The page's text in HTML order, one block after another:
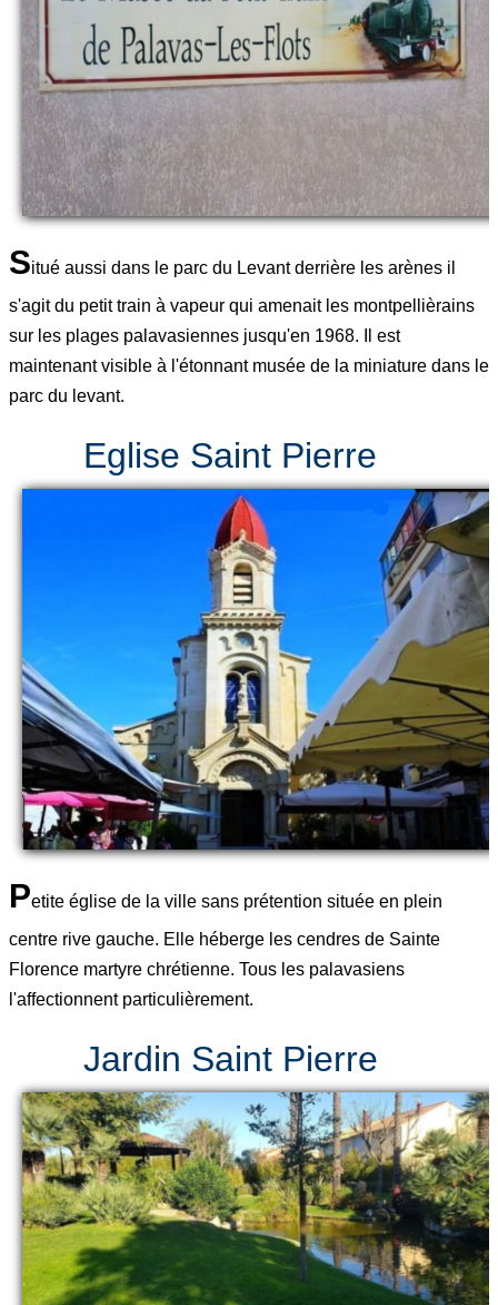
Situé aussi dans le parc du Levant derrière les arènes il
s'agit du petit train à vapeur qui amenait les montpellièrains
sur les plages palavasiennes jusqu'en 1968. Il est
maintenant visible à l'étonnant musée de la miniature dans le
parc du levant.
Eglise Saint Pierre
Petite église de la ville sans prétention située en plein
centre rive gauche. Elle héberge les cendres de Sainte
Florence martyre chrétienne. Tous les palavasiens
l'affectionnent particulièrement.
Jardin Saint Pierre